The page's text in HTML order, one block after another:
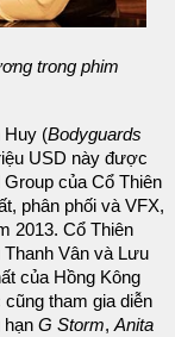
trong phim
Huy (Bodyguards
USD này được
của Cổ Thiên
phân phối và VFX,
2013. Cổ Thiên
Vân và Lưu
của Hồng Kông
tham gia diễn
hạn G Storm,Anita